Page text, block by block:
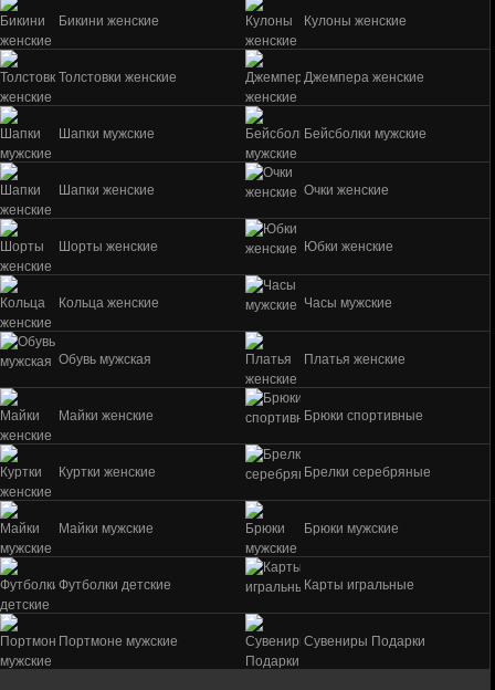
Бикини женские Кулоны женские
Толстовки женские Джемпера женские
Шапки мужские Бейсболки мужские
Шапки женские Очки женские
Шорты женские Юбки женские
Кольца женские Часы мужские
Обувь мужская Платья женские
Майки женские Брюки спортивные
Куртки женские Брелки серебряные
Майки мужские Брюки мужские
Футболки детские Карты игральные
Портмоне мужские Сувениры Подарки